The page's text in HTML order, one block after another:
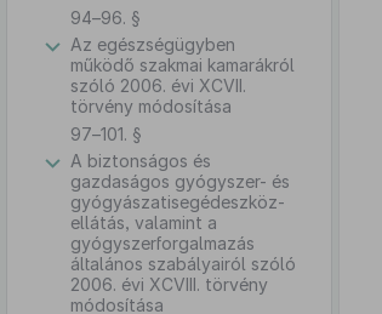
94–96. §
Az egészségügyben
működő szakmai kamarákról
szóló 2006. évi XCVII.
törvény módosítása
97–101. §
A biztonságos és
gazdaságos gyógyszer- és
gyógyászatisegédeszköz-
ellátás, valamint a
gyógyszerforgalmazás
általános szabályairól szóló
2006. évi XCVIII. törvény
módosítása